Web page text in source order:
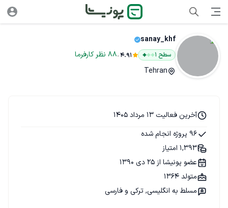
sanay_khf
سطح ۱ 4.91
.
88 نظر کارفرما
Tehran
آخرین فعالیت 13 مرداد 1405
96 پروژه انجام شده
1,393 امتیاز
عضو پونیشا از 25 دی 1390
متولد 1364
مسلط به انگلیسی, ترکی و فارسی